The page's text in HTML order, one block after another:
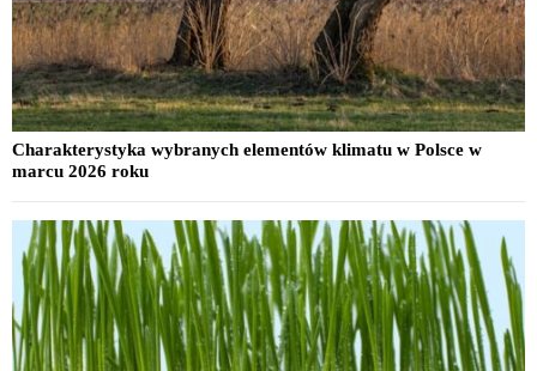
Charakterystyka wybranych elementów klimatu w Polsce w
marcu 2026 roku